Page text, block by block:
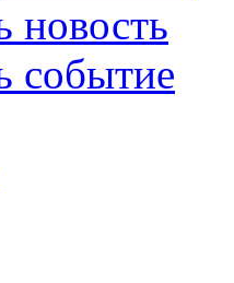
новость
событие